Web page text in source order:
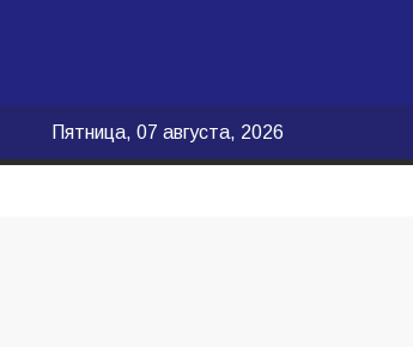
Пятница, 07 августа, 2026